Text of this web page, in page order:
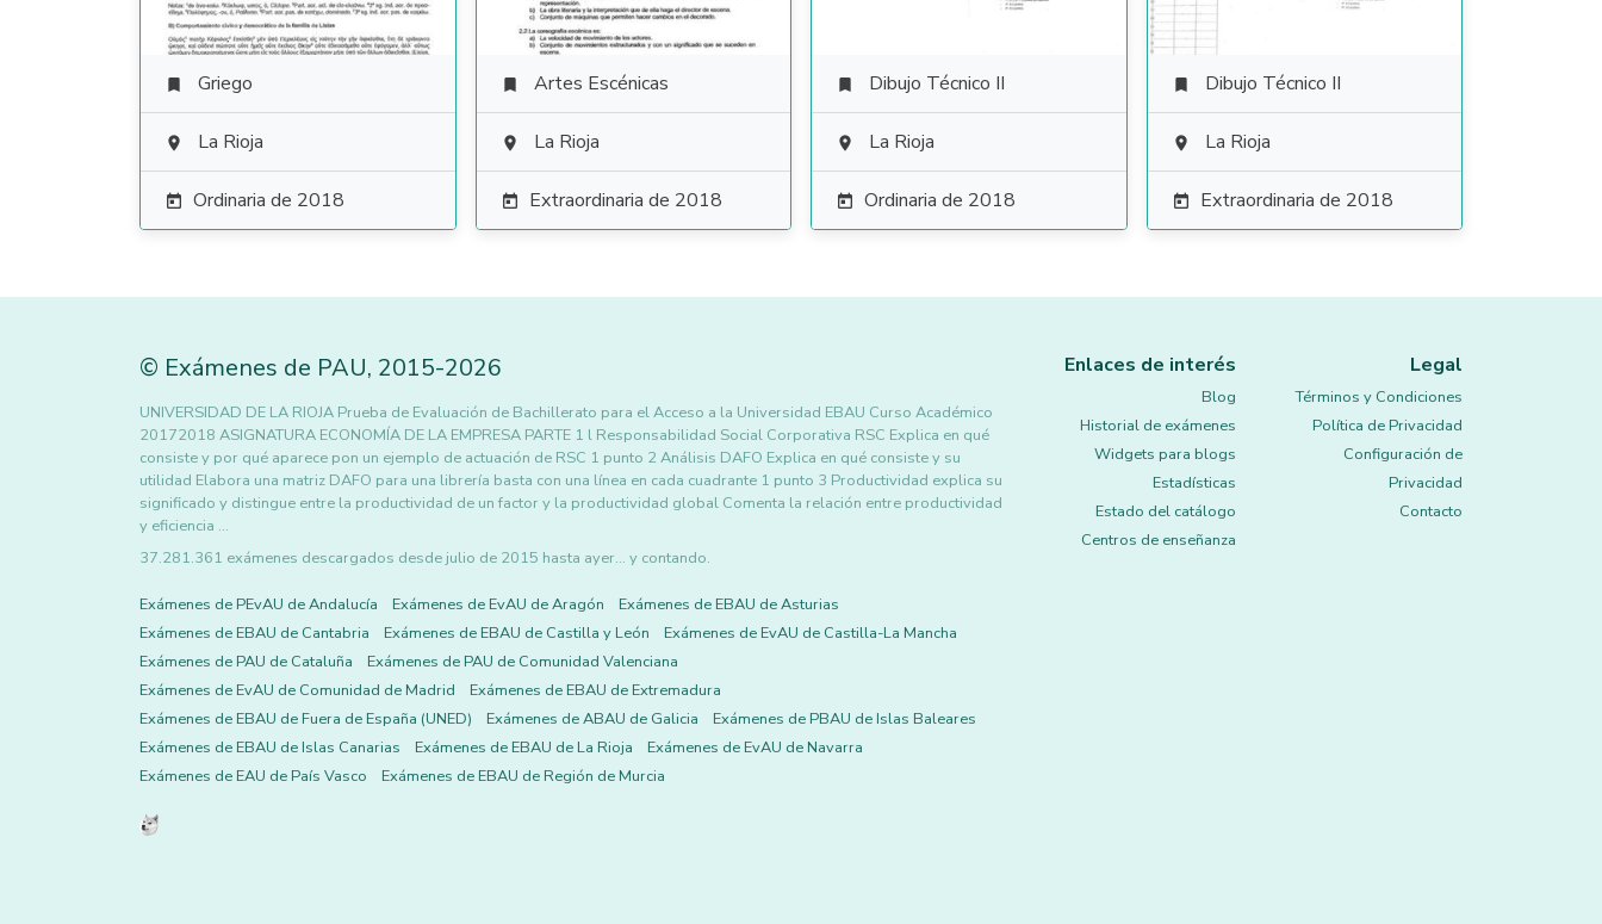
 Griego
 La Rioja
 Ordinaria de 2018
 Artes Escénicas
 La Rioja
 Extraordinaria de 2018
 Dibujo Técnico II
 La Rioja
 Ordinaria de 2018
 Dibujo Técnico II
 La Rioja
 Extraordinaria de 2018
© Exámenes de PAU, 2015-2026
UNIVERSIDAD DE LA RIOJA Prueba de Evaluación de Bachillerato para el Acceso a la Universidad EBAU Curso Académico
20172018 ASIGNATURA ECONOMÍA DE LA EMPRESA PARTE 1 l Responsabilidad Social Corporativa RSC Explica en qué
consiste y por qué aparece pon un ejemplo de actuación de RSC 1 punto 2 Análisis DAFO Explica en qué consiste y su
utilidad Elabora una matriz DAFO para una librería basta con una línea en cada cuadrante 1 punto 3 Productividad explica su
significado y distingue entre la productividad de un factor y la productividad global Comenta la relación entre productividad
y eficiencia …
37.281.361 exámenes descargados desde julio de 2015 hasta ayer... y contando.
Exámenes de PEvAU de Andalucía Exámenes de EvAU de Aragón
Exámenes de EBAU de Asturias
Exámenes de EBAU de Cantabria
Exámenes de EBAU de Castilla y León
Exámenes de EvAU de Castilla-La Mancha
Exámenes de PAU de Cataluña
Exámenes de PAU de Comunidad Valenciana
Exámenes de EvAU de Comunidad de Madrid
Exámenes de EBAU de Extremadura
Exámenes de EBAU de Fuera de España (UNED)
Exámenes de ABAU de Galicia
Exámenes de PBAU de Islas Baleares
Exámenes de EBAU de Islas Canarias
Exámenes de EBAU de La Rioja
Exámenes de EvAU de Navarra
Exámenes de EAU de País Vasco
Exámenes de EBAU de Región de Murcia
Enlaces de interés
Blog
Historial de exámenes
Widgets para blogs
Estadísticas
Estado del catálogo
Centros de enseñanza
Legal
Términos y Condiciones
Política de Privacidad
Configuración de
Privacidad
Contacto